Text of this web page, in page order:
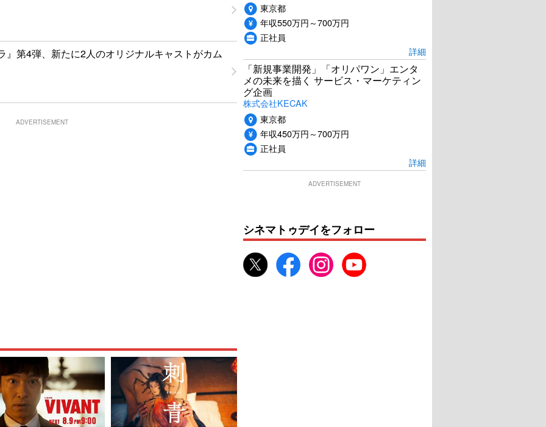
』第4弾、新たに2人のオリジナルキャストがカム
ADVERTISEMENT
東京都
年収550万円～700万円
正社員
詳細
「新規事業開発」「オリパワン」エンタ
メの未来を描く サービス・マーケティン
グ企画
株式会社KECAK
東京都
年収450万円～700万円
正社員
詳細
ADVERTISEMENT
シネマトゥデイをフォロー